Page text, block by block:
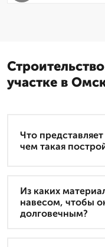
участке в
Что
чем такая
Из каких
навесом, чтобы
долговечным?